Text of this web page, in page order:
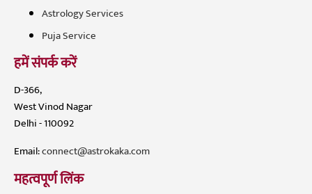
Astrology Services
Puja Service
हमें संपर्क करें
D-366,
West Vinod Nagar
Delhi - 110092
Email:connect@astrokaka.com
महत्वपूर्ण लिंक